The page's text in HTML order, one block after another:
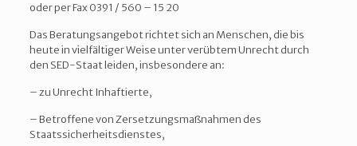
oder per Fax 0391 / 560 – 15 20
Das Beratungsangebot richtet sich an Menschen, die bis
heute in vielfältiger Weise unter verübtem Unrecht durch
den SED-Staat leiden, insbesondere an:
– zu Unrecht Inhaftierte,
– Betroffene von Zersetzungsmaßnahmen des
Staatssicherheitsdienstes,